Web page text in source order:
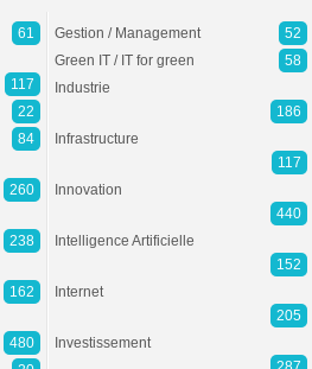
61
117
22
84
260
238
162
480
Gestion / Management
52
Green IT / IT for green
58
Industrie
186
Infrastructure
117
Innovation
440
Intelligence Artificielle
152
Internet
205
Investissement